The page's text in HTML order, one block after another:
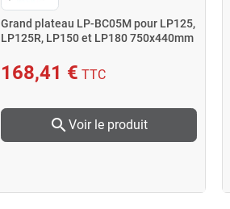
Grand plateau LP-BC05M pour LP125,
LP125R, LP150 et LP180 750x440mm
168,41 € TTC
searchVoir le produit